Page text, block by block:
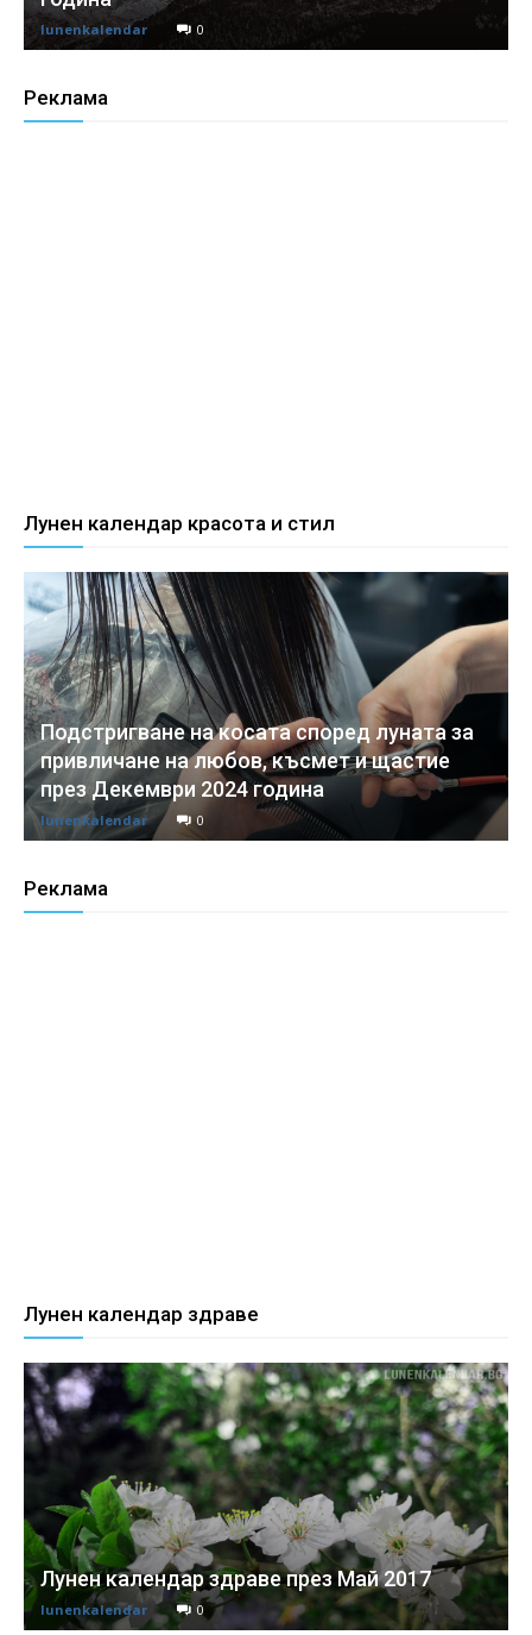
lunenkalendar 0
Реклама
Лунен календар красота и стил
Подстригване на косата според луната за
привличане на любов, късмет и щастие
през Декември 2024 година
lunenkalendar 0
Реклама
Лунен календар здраве
Лунен календар здраве през Май 2017
lunenkalendar 0